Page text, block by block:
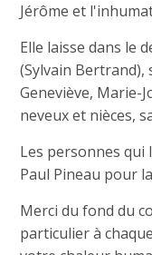
Jérôme et
Elle laisse dans le
(Sylvain Bertrand),
Geneviève, Marie-
neveux et nièces,
Les personnes
Paul Pineau pour
Merci du fond du
particulier à